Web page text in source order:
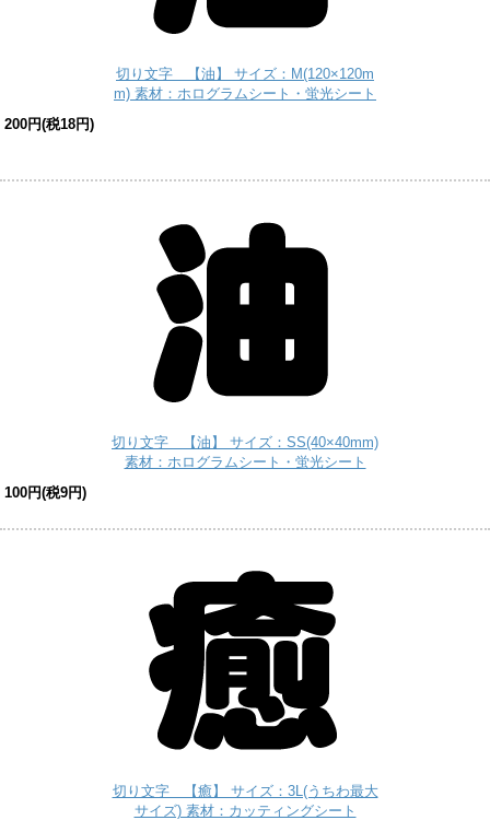
切り文字 【油】 サイズ：M(120×120m
m) 素材：ホログラムシート・蛍光シート
200円(税18円)
切り文字 【油】 サイズ：SS(40×40mm)
素材：ホログラムシート・蛍光シート
100円(税9円)
切り文字 【癒】 サイズ：3L(うちわ最大
サイズ) 素材：カッティングシート